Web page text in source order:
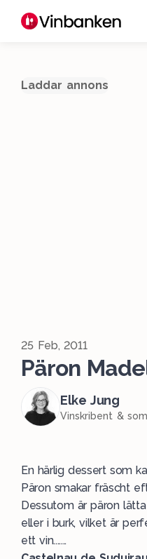
Laddar annons
25 Feb, 2011
Päron
Elke Jung
Vinskribent &
En härlig dessert som
Päron smakar fräscht
Dessutom är päron
eller i burk, vilket är
ett vin.......